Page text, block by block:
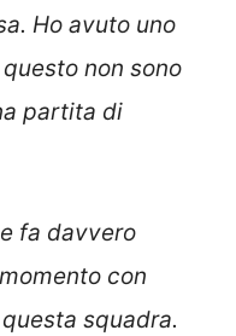
Ho avuto uno
non sono
partita di
fa davvero
con
squadra.